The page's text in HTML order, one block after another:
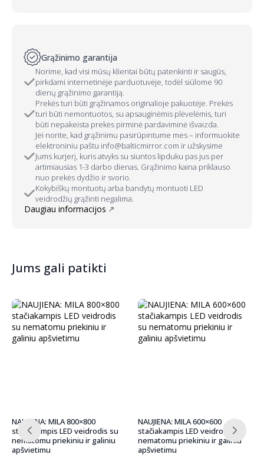
Grąžinimo garantija
Norime, kad visi mūsų klientai būtų patenkinti ir saugūs,
pirkdami internetinėje parduotuvėje, todėl siūlome 90
dienų grąžinimo garantiją.
Prekės turi būti grąžinamos originalioje pakuotėje. Prekės
turi būti nemontuotos, su apsauginėmis plėvelėmis, turi
būti nepakeista prekės pirminė pardaviminė išvaizda.
Jei norite, kad grąžinimu pasirūpintume mes – informuokite
elektroniniu paštu info@balticmirror.com ir užskysime
Jums kurjerį, kuris atvyks su siuntos lipduku pas jus per
artimiausias 1-3 darbo dienas. Grąžinimo kaina priklauso
nuo prekės dydžio ir svorio.
Kokybiškų montuotų arba bandytų montuoti LED
veidrodžių grąžinti negalima.
Daugiau informacijos
Jums gali patikti
NAUJIENA: MILA 800×800
stačiakampis LED veidrodis su
nematomu priekiniu ir galiniu
apšvietimu
NAUJIENA: MILA 600×600
stačiakampis LED veidrodis su
nematomu priekiniu ir galiniu
apšvietimu